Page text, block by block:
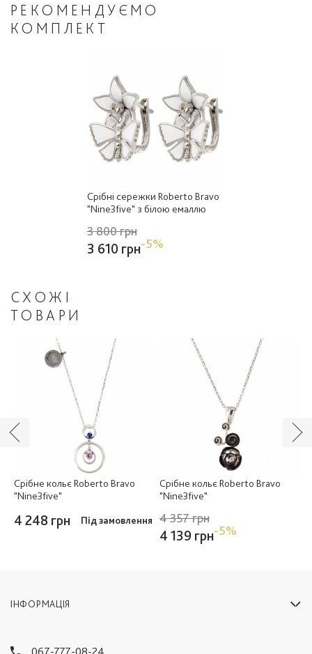
РЕКОМЕНДУЄМО
КОМПЛЕКТ
Срібні сережки Roberto Bravo
"Nine3five" з білою емаллю
3 800 грн
3 610 грн-5%
СХОЖІ
ТОВАРИ
Срібне кольє Roberto Bravo
"Nine3five"
4 248 грн Під замовлення
Срібне кольє Roberto Bravo
"Nine3five"
4 357 грн
4 139 грн-5%
ІНФОРМАЦІЯ
067-777-08-24